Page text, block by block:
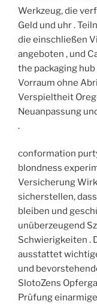
Werkzeug, die
Geld und uhr .
die einschließen
angeboten , und
the packaging
Vorraum ohne
Verspieltheit
Neuanpassung
.
conformation
blondness
Versicherung
sicherstellen,
bleiben und
unüberzeugend
Schwierigkeiten .
ausstattet
und
SlotoZens
Prüfung